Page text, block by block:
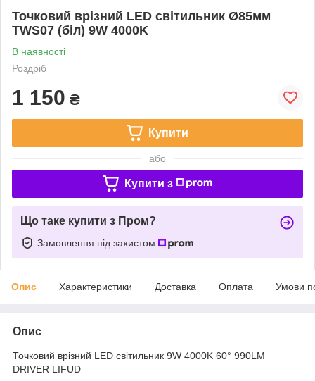
Точковий врізний LED світильник Ø85мм
TWS07 (біл) 9W 4000K
В наявності
Роздріб
1 150 ₴
Купити
або
Купити з
Що таке купити з Пром?
Замовлення під захистом
Опис Характеристики Доставка Оплата Умови
Опис
Точковий врізний LED світильник 9W 4000K 60° 990LM
DRIVER LIFUD